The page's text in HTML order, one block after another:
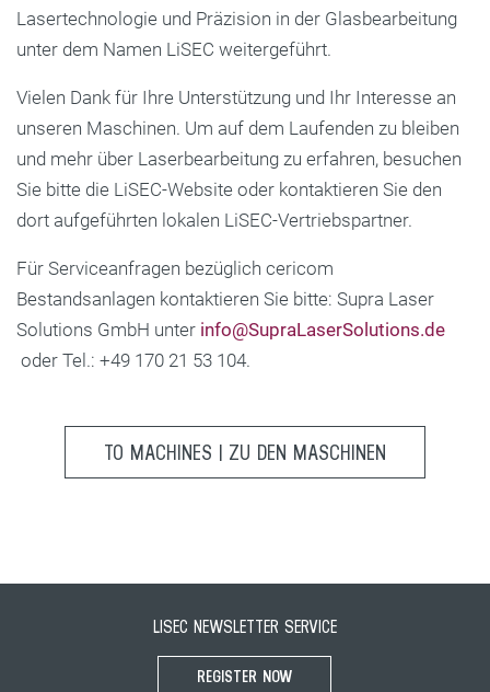
Lasertechnologie und Präzision in der Glasbearbeitung
unter dem Namen LiSEC weitergeführt.
Vielen Dank für Ihre Unterstützung und Ihr Interesse an
unseren Maschinen. Um auf dem Laufenden zu bleiben
und mehr über Laserbearbeitung zu erfahren, besuchen
Sie bitte die LiSEC-Website oder kontaktieren Sie den
dort aufgeführten lokalen LiSEC-Vertriebspartner.
Für Serviceanfragen bezüglich cericom
Bestandsanlagen kontaktieren Sie bitte: Supra Laser
Solutions GmbH unter info@SupraLaserSolutions.de
oder Tel.: +49 170 21 53 104.
TO MACHINES | ZU DEN MASCHINEN
LISEC NEWSLETTER SERVICE
REGISTER NOW